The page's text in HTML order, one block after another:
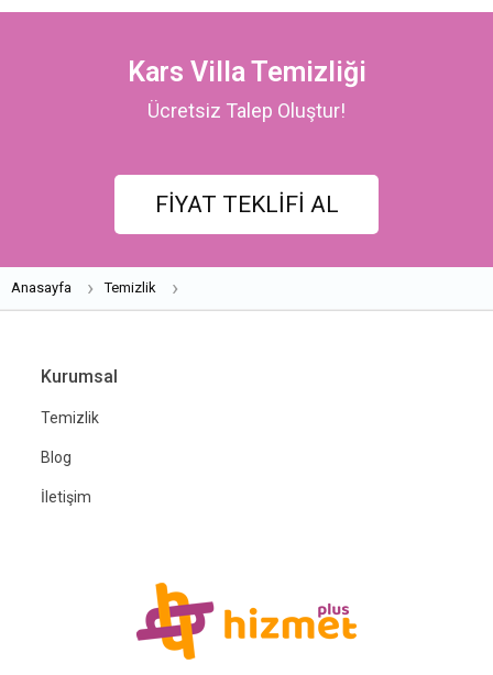
Kars Villa Temizliği
Ücretsiz Talep Oluştur!
FİYAT TEKLİFİ AL
Anasayfa Temizlik
Kurumsal
Temizlik
Blog
İletişim